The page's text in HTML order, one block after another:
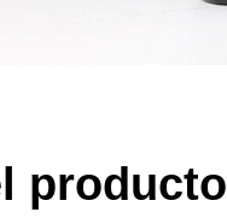
producto